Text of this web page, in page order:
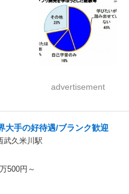
advertisement
大手の好待遇/ブランク歓迎
武久米川駅
500円～